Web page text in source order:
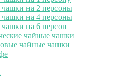
на 2 персоны
на 4 персоны
на 6 персон
чайные чашки
чайные чашки